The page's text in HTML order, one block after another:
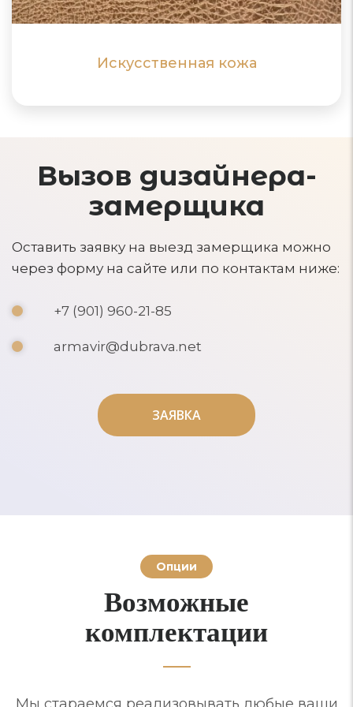
Искусственная кожа
ПОДРОБНЕЕ
ПОДРОБНЕЕ
Вызов дизайнера-
замерщика
Оставить заявку на выезд замерщика можно
через форму на сайте или по контактам ниже:
+7 (901) 960-21-85
armavir@dubrava.net
ЗАЯВКА
ЗАЯВКА
Опции
Возможные
комплектации